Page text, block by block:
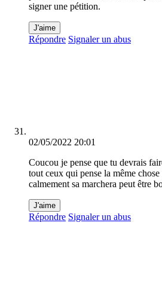
signer une pétition.
J'aime
Répondre Signaler un abus
02/05/2022 20:01
Coucou je pense que tu devrais
tout ceux qui pense la même
calmement sa marchera peut être
J'aime
Répondre Signaler un abus